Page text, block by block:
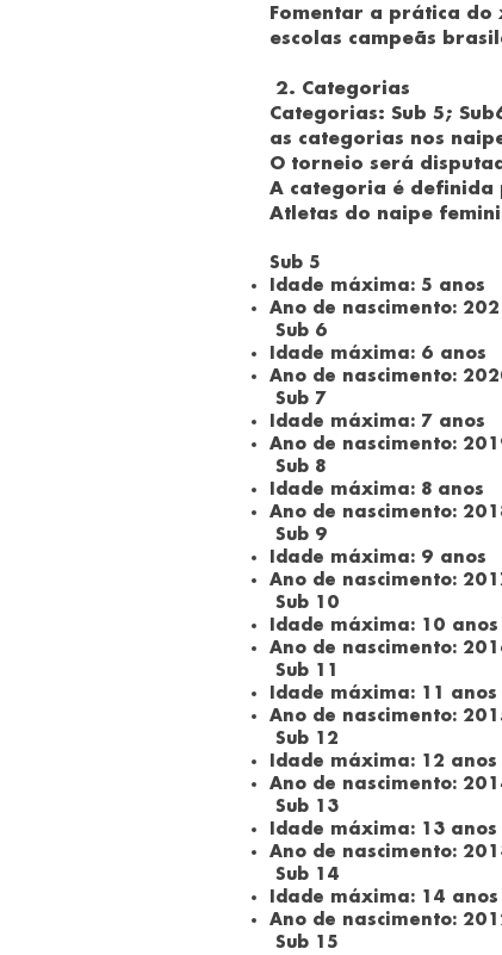
Fomentar a prática
escolas campeãs
2. Categorias
Categorias: Sub 5;
as categorias nos
O torneio será
A categoria é definida
Atletas do naipe
Sub 5
Idade máxima: 5 anos
Ano de nascimento:
Sub 6
Idade máxima: 6 anos
Ano de nascimento:
Sub 7
Idade máxima: 7 anos
Ano de nascimento:
Sub 8
Idade máxima: 8 anos
Ano de nascimento:
Sub 9
Idade máxima: 9 anos
Ano de nascimento:
Sub 10
Idade máxima: 10 anos
Ano de nascimento:
Sub 11
Idade máxima: 11 anos
Ano de nascimento:
Sub 12
Idade máxima: 12 anos
Ano de nascimento:
Sub 13
Idade máxima: 13 anos
Ano de nascimento:
Sub 14
Idade máxima: 14 anos
Ano de nascimento:
Sub 15